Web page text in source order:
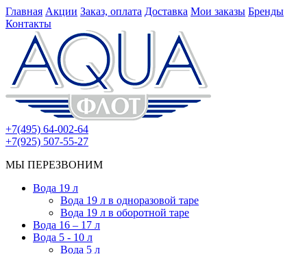
Главная Акции Заказ, оплата Доставка Мои заказы Бренды
Контакты
+7(495) 64-002-64
+7(925) 507-55-27
МЫ ПЕРЕЗВОНИМ
Вода 19 л
Вода 19 л в одноразовой таре
Вода 19 л в оборотной таре
Вода 16 – 17 л
Вода 5 - 10 л
Вода 5 л